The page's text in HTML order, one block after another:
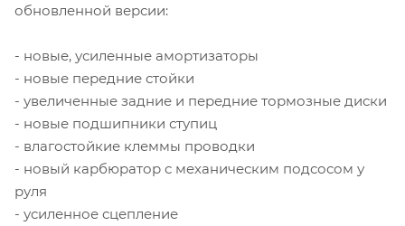
обновленной версии:
- новые, усиленные амортизаторы
- новые передние стойки
- увеличенные задние и передние тормозные диски
- новые подшипники ступиц
- влагостойкие клеммы проводки
- новый карбюратор с механическим подсосом у
руля
- усиленное сцепление